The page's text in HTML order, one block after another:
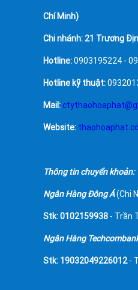
Chí Minh)
Chi nhánh: 21 Trương
Hotline:0903195224 -
Hotline kỹ thuật:
Mail:
Website:
Thông tin chuyển khoản:
Ngân Hàng Đông Á(Chi
Stk: 0102159938 - Trần
Ngân Hàng
Stk: 19032049226012-